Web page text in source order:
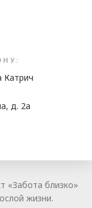
Катрич
д. 2а
«Забота близко»
жизни.